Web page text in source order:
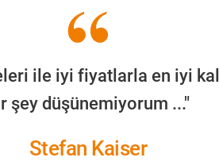
ile iyi fiyatlarla en iyi
şey düşünemiyorum ..."
Stefan Kaiser